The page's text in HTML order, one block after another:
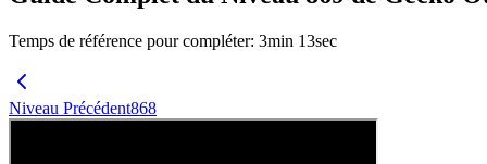
Temps de référence pour compléter: 3min 13sec
Niveau Précédent868